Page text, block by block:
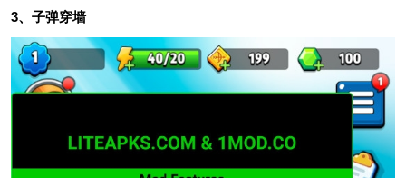
3、子弹穿墙